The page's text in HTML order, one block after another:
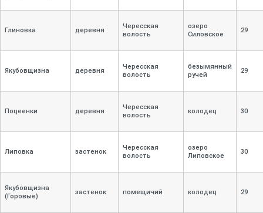
Глиновка деревня
Чересская
волость
озеро
Силовское
29
Якубовщизна деревня
Чересская
волость
безымянный
ручей
29
Поцеенки деревня
Чересская
волость
колодец 30
Липовка застенок
Чересская
волость
озеро
Липовское
30
Якубовщизна
(Горовые)
застенок помещичий колодец 29